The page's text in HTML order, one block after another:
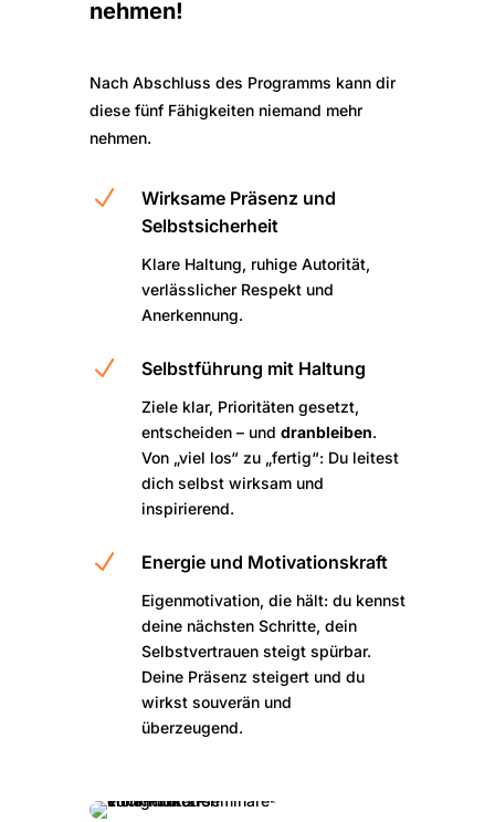
nehmen!
Nach Abschluss des Programms kann dir
diese fünf Fähigkeiten niemand mehr
nehmen.
N
Wirksame Präsenz und
Selbstsicherheit
Klare Haltung, ruhige Autorität,
verlässlicher Respekt und
Anerkennung.
N Selbstführung mit Haltung
Ziele klar, Prioritäten gesetzt,
entscheiden – und dranbleiben.
Von „viel los“ zu „fertig“: Du leitest
dich selbst wirksam und
inspirierend.
N Energie und Motivationskraft
Eigenmotivation, die hält: du kennst
deine nächsten Schritte, dein
Selbstvertrauen steigt spürbar.
Deine Präsenz steigert und du
wirkst souverän und
überzeugend.